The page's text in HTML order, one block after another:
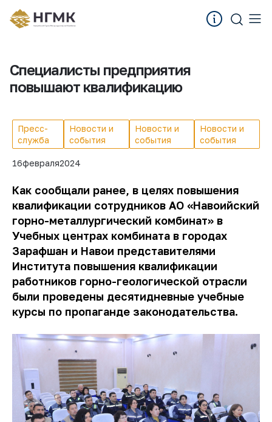
Специалисты предприятия
повышают квалификацию
Пресс-
служба
Новости и
события
Новости и
события
Новости и
события
16февраля2024
Как сообщали ранее, в целях повышения
квалификации сотрудников АО «Навоийский
горно-металлургический комбинат» в
Учебных центрах комбината в городах
Зарафшан и Навои представителями
Института повышения квалификации
работников горно-геологической отрасли
были проведены десятидневные учебные
курсы по пропаганде законодательства.